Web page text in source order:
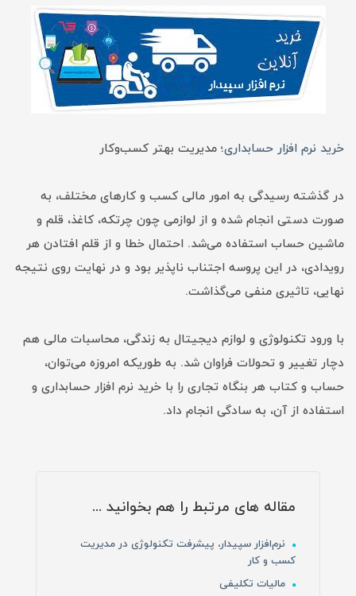
خرید نرم افزار حسابداری؛ مدیریت بهتر کسب‌وکار
در گذشته رسیدگی به امور مالی کسب و کار‌های مختلف، به
صورت دستی انجام شده و از لوازمی چون چرتکه، کاغذ، قلم و
ماشین حساب استفاده می‌شد. احتمال خطا و از قلم افتادن هر
رویدادی، در این پروسه اجتناب ناپذیر بود و در نهایت روی نتیجه
نهایی، تاثیری منفی می‌گذاشت.
با ورود تکنولوژی و لوازم دیجیتال به زندگی، محاسبات مالی هم
دچار تغییر و تحولات فراوان شد. به طوریکه امروزه می‌توان،
حساب و کتاب هر بنگاه تجاری را با خرید نرم افزار حسابداری و
استفاده از آن، به سادگی انجام داد.
مقاله های مرتبط را هم بخوانید ...
نرم‌افزار سپیدار، پیشرفت تکنولوژی در مدیریت
کسب و کار
مالیات تکلیفی